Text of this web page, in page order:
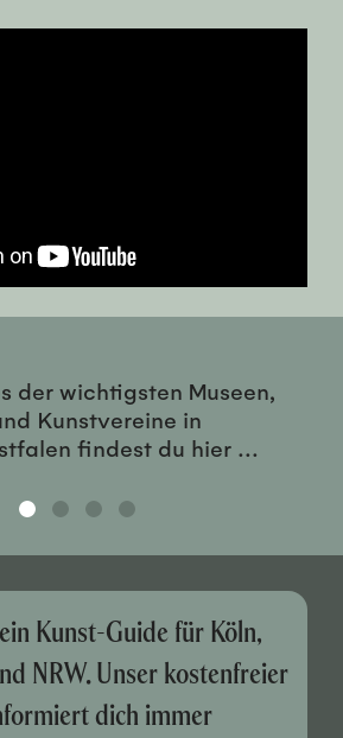
der wichtigsten Museen,
Kunstvereine in
findest du hier ...
Kunst-Guide für Köln,
NRW. Unser kostenfreier
dich immer